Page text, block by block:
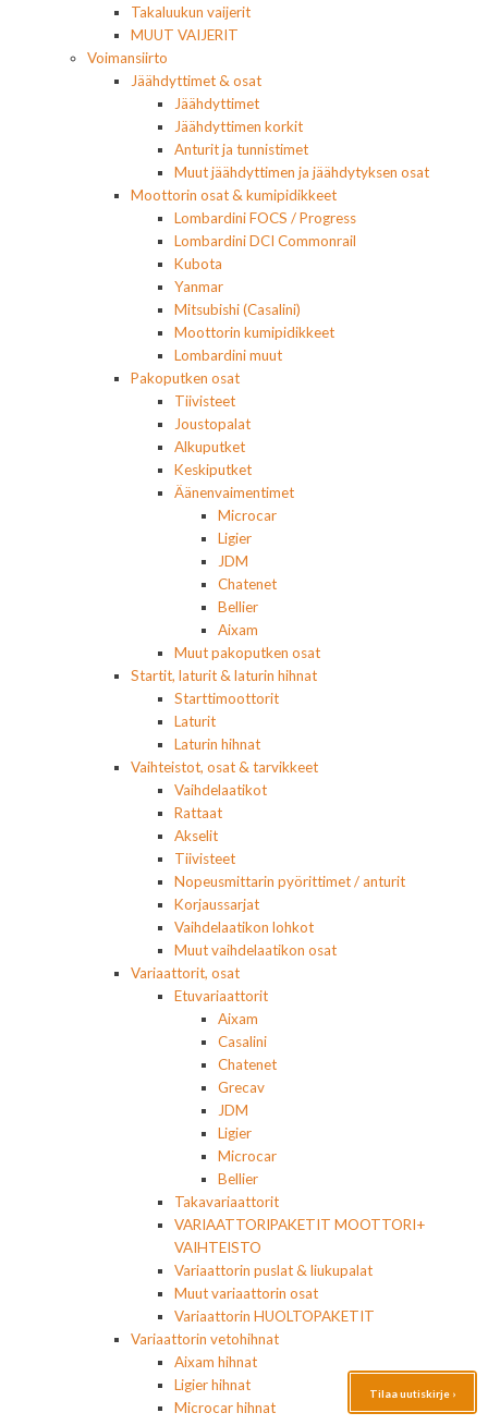
Takaluukun vaijerit
MUUT VAIJERIT
Voimansiirto
Jäähdyttimet & osat
Jäähdyttimet
Jäähdyttimen korkit
Anturit ja tunnistimet
Muut jäähdyttimen ja jäähdytyksen osat
Moottorin osat & kumipidikkeet
Lombardini FOCS / Progress
Lombardini DCI Commonrail
Kubota
Yanmar
Mitsubishi (Casalini)
Moottorin kumipidikkeet
Lombardini muut
Pakoputken osat
Tiivisteet
Joustopalat
Alkuputket
Keskiputket
Äänenvaimentimet
Microcar
Ligier
JDM
Chatenet
Bellier
Aixam
Muut pakoputken osat
Startit, laturit & laturin hihnat
Starttimoottorit
Laturit
Laturin hihnat
Vaihteistot, osat & tarvikkeet
Vaihdelaatikot
Rattaat
Akselit
Tiivisteet
Nopeusmittarin pyörittimet / anturit
Korjaussarjat
Vaihdelaatikon lohkot
Muut vaihdelaatikon osat
Variaattorit, osat
Etuvariaattorit
Aixam
Casalini
Chatenet
Grecav
JDM
Ligier
Microcar
Bellier
Takavariaattorit
VARIAATTORIPAKETIT MOOTTORI+
VAIHTEISTO
Variaattorin puslat & liukupalat
Muut variaattorin osat
Variaattorin HUOLTOPAKETIT
Variaattorin vetohihnat
Aixam hihnat
Ligier hihnat
Microcar hihnat
Tilaa uutiskirje ›